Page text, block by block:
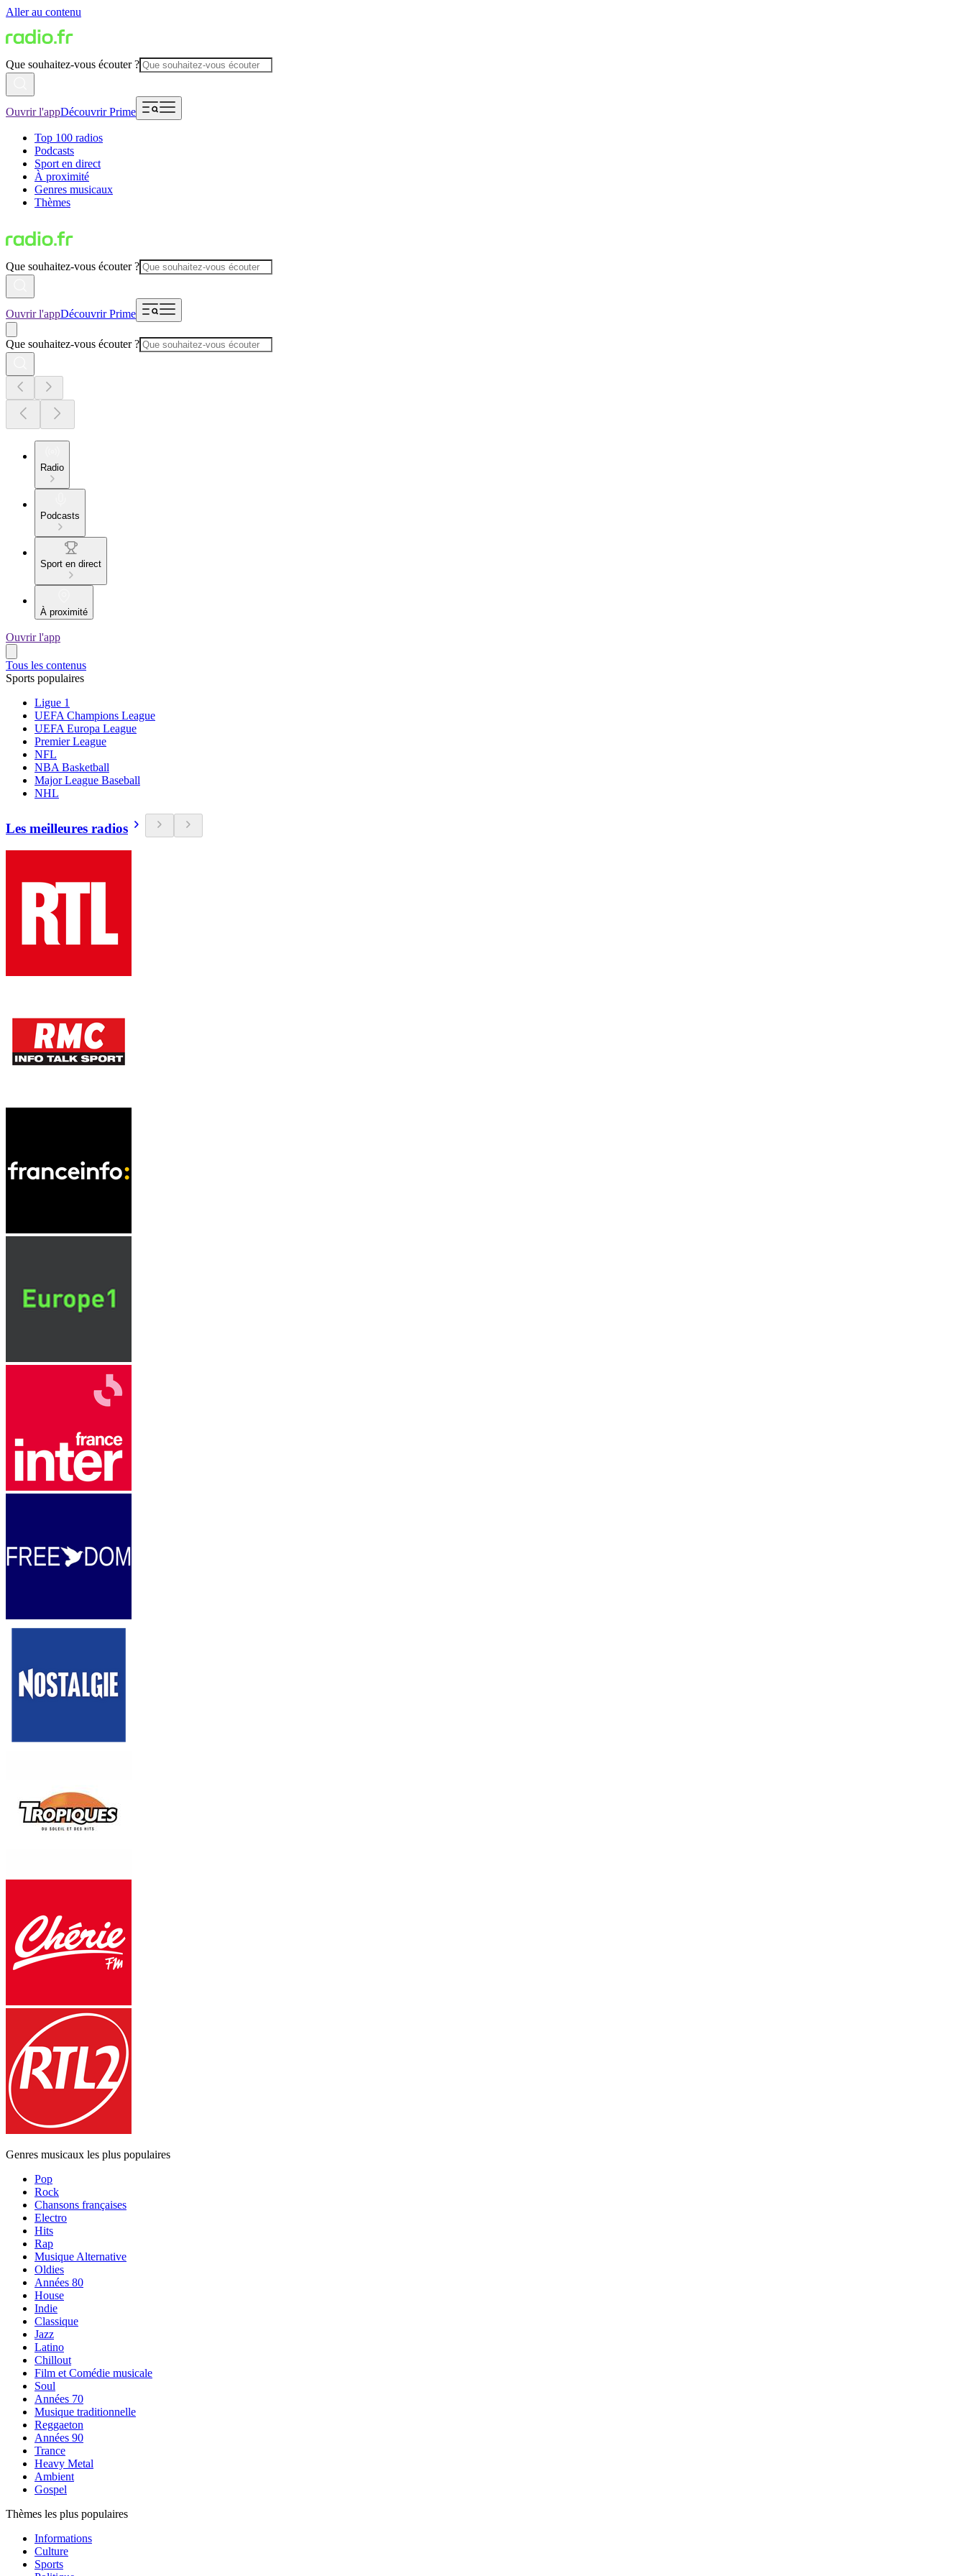
Aller au contenu
Que souhaitez-vous écouter ?
Ouvrir l'appDécouvrir Prime
Top 100 radios
Podcasts
Sport en direct
À proximité
Genres musicaux
Thèmes
Que souhaitez-vous écouter ?
Ouvrir l'appDécouvrir Prime
Que souhaitez-vous écouter ?
Radio
Podcasts
Sport en direct
À proximité
Ouvrir l'app
Tous les contenus
Sports populaires
Ligue 1
UEFA Champions League
UEFA Europa League
Premier League
NFL
NBA Basketball
Major League Baseball
NHL
Les meilleures radios
Genres musicaux les plus populaires
Pop
Rock
Chansons françaises
Electro
Hits
Rap
Musique Alternative
Oldies
Années 80
House
Indie
Classique
Jazz
Latino
Chillout
Film et Comédie musicale
Soul
Années 70
Musique traditionnelle
Reggaeton
Années 90
Trance
Heavy Metal
Ambient
Gospel
Thèmes les plus populaires
Informations
Culture
Sports